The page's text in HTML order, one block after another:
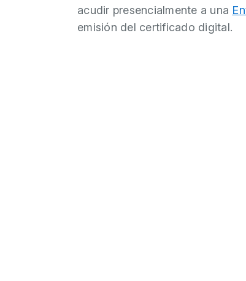
acudir presencialmente a una
emisión del certificado digital.